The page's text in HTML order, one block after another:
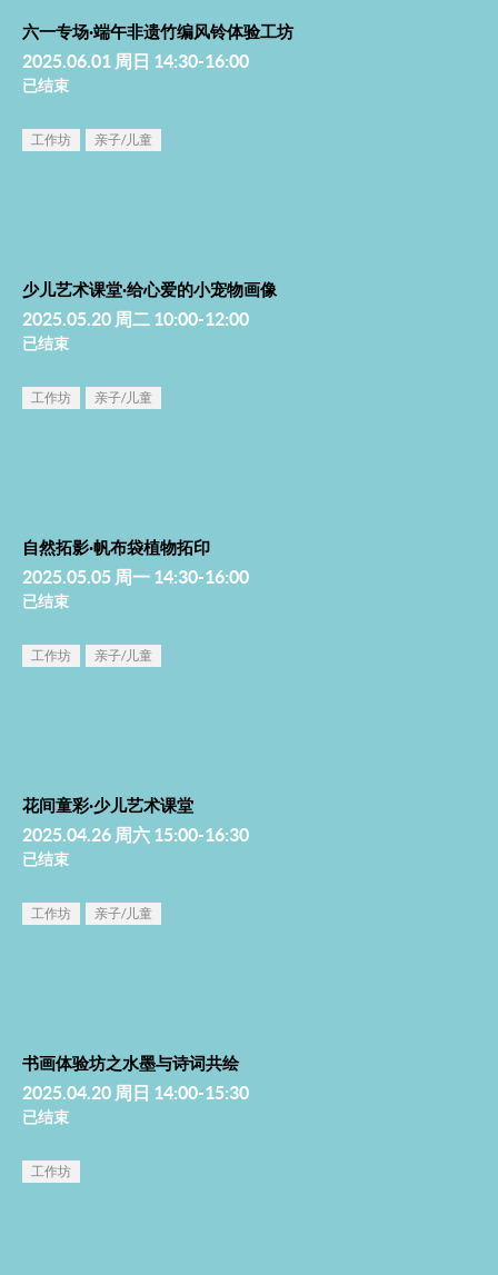
六一专场·端午非遗竹编风铃体验工坊
2025.06.01 周日 14:30-16:00
已结束
工作坊 亲子/儿童
少儿艺术课堂·给心爱的小宠物画像
2025.05.20 周二 10:00-12:00
已结束
工作坊 亲子/儿童
自然拓影·帆布袋植物拓印
2025.05.05 周一 14:30-16:00
已结束
工作坊 亲子/儿童
花间童彩·少儿艺术课堂
2025.04.26 周六 15:00-16:30
已结束
工作坊 亲子/儿童
书画体验坊之水墨与诗词共绘
2025.04.20 周日 14:00-15:30
已结束
工作坊